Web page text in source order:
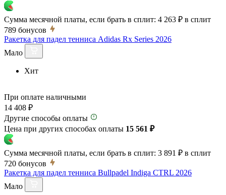
Сумма месячной платы, если брать в сплит: 4 263 ₽ в сплит
789 бонусов
Ракетка для падел тенниса Adidas Rx Series 2026
Мало
Хит
При оплате наличными
14 408 ₽
Другие способы оплаты
Цена при других способах оплаты 15 561 ₽
Сумма месячной платы, если брать в сплит: 3 891 ₽ в сплит
720 бонусов
Ракетка для падел тенниса Bullpadel Indiga CTRL 2026
Мало